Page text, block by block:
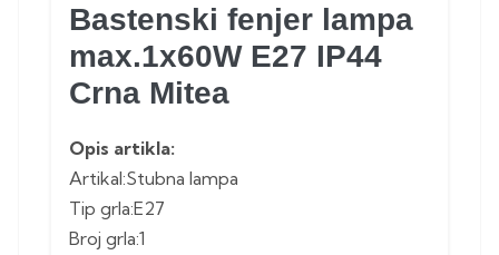
Bastenski fenjer lampa
max.1x60W E27 IP44
Crna Mitea
Opis artikla:
Artikal:Stubna lampa
Tip grla:E27
Broj grla:1